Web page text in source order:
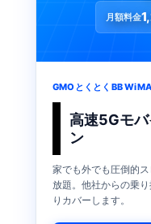
月額料金
GMOとくとくBB
高速5Gモ
ン
家でも外でも圧倒的
放題。他社からの乗
りカバーします。